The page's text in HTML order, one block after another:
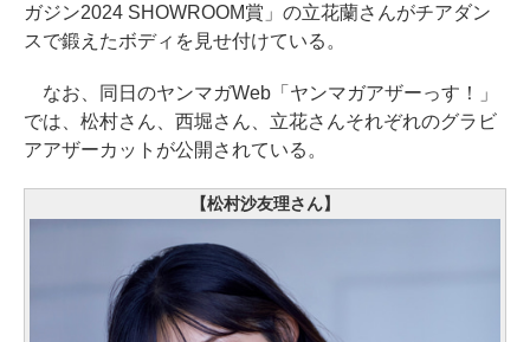
ガジン2024 SHOWROOM賞」の立花蘭さんがチアダン
スで鍛えたボディを見せ付けている。
なお、同日のヤンマガWeb「ヤンマガアザーっす！」
では、松村さん、西堀さん、立花さんそれぞれのグラビ
アアザーカットが公開されている。
【松村沙友理さん】